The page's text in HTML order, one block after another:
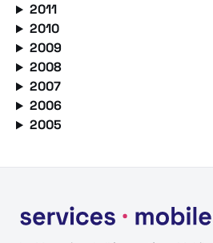
2011
2010
2009
2008
2007
2006
2005